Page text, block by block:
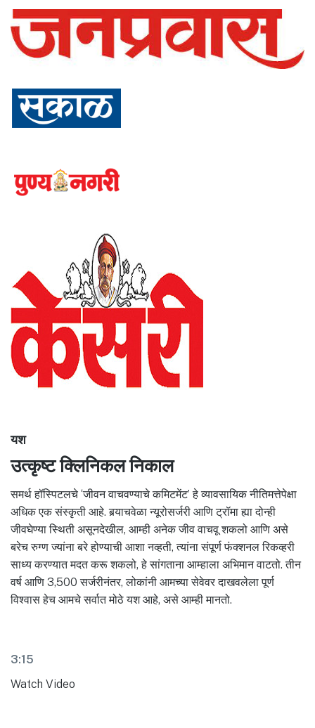
यश
उत्कृष्ट क्लिनिकल निकाल
समर्थ हॉस्पिटलचे ‘जीवन वाचवण्याचे कमिटमेंट’ हे व्यावसायिक नीतिमत्तेपेक्षा
अधिक एक संस्कृती आहे. बर्‍याचवेळा न्यूरोसर्जरी आणि ट्रॉमा ह्या दोन्ही
जीवघेण्या स्थिती असूनदेखील, आम्ही अनेक जीव वाचवू शकलो आणि असे
बरेच रुग्ण ज्यांना बरे होण्याची आशा नव्हती, त्यांना संपूर्ण फंक्शनल रिकव्हरी
साध्य करण्यात मदत करू शकलो, हे सांगताना आम्हाला अभिमान वाटतो. तीन
वर्ष आणि 3,500 सर्जरीनंतर, लोकांनी आमच्या सेवेवर दाखवलेला पूर्ण
विश्वास हेच आमचे सर्वात मोठे यश आहे, असे आम्ही मानतो.
3:15
Watch Video